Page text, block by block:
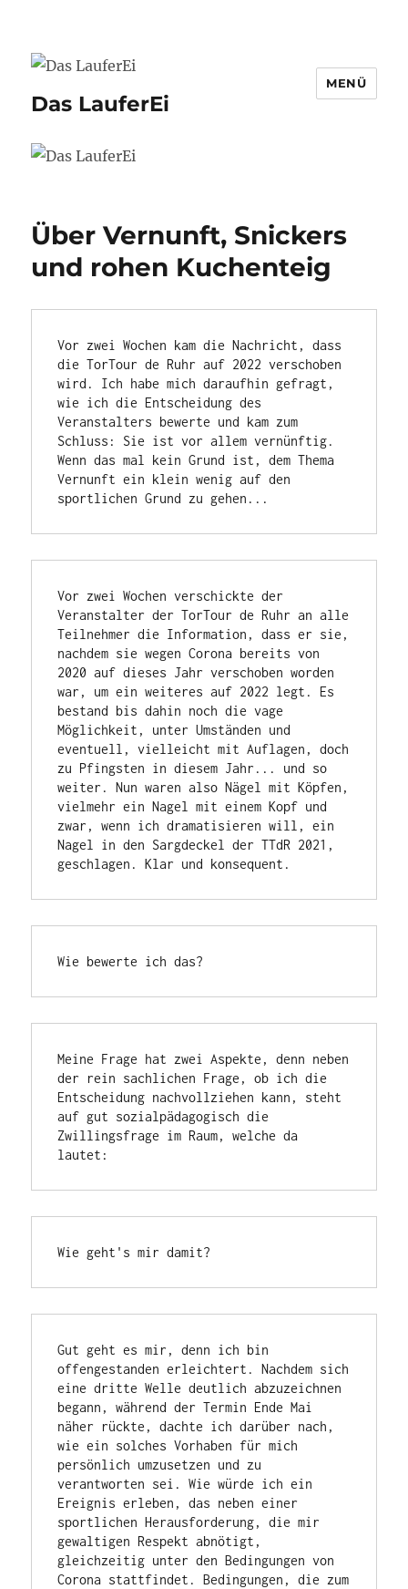
Das LauferEi
MENÜ
Über Vernunft, Snickers
und rohen Kuchenteig
Vor zwei Wochen kam die Nachricht, dass
die TorTour de Ruhr auf 2022 verschoben
wird. Ich habe mich daraufhin gefragt,
wie ich die Entscheidung des
Veranstalters bewerte und kam zum
Schluss: Sie ist vor allem vernünftig.
Wenn das mal kein Grund ist, dem Thema
Vernunft ein klein wenig auf den
sportlichen Grund zu gehen...
Vor zwei Wochen verschickte der
Veranstalter der TorTour de Ruhr an alle
Teilnehmer die Information, dass er sie,
nachdem sie wegen Corona bereits von
2020 auf dieses Jahr verschoben worden
war, um ein weiteres auf 2022 legt. Es
bestand bis dahin noch die vage
Möglichkeit, unter Umständen und
eventuell, vielleicht mit Auflagen, doch
zu Pfingsten in diesem Jahr... und so
weiter. Nun waren also Nägel mit Köpfen,
vielmehr ein Nagel mit einem Kopf und
zwar, wenn ich dramatisieren will, ein
Nagel in den Sargdeckel der TTdR 2021,
geschlagen. Klar und konsequent.
Wie bewerte ich das?
Meine Frage hat zwei Aspekte, denn neben
der rein sachlichen Frage, ob ich die
Entscheidung nachvollziehen kann, steht
auf gut sozialpädagogisch die
Zwillingsfrage im Raum, welche da
lautet:
Wie geht's mir damit?
Gut geht es mir, denn ich bin
offengestanden erleichtert. Nachdem sich
eine dritte Welle deutlich abzuzeichnen
begann, während der Termin Ende Mai
näher rückte, dachte ich darüber nach,
wie ein solches Vorhaben für mich
persönlich umzusetzen und zu
verantworten sei. Wie würde ich ein
Ereignis erleben, das neben einer
sportlichen Herausforderung, die mir
gewaltigen Respekt abnötigt,
gleichzeitig unter den Bedingungen von
Corona stattfindet. Bedingungen, die zum